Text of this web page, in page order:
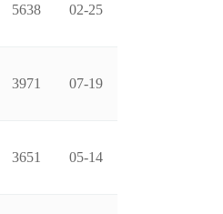
5638 02-25
3971 07-19
3651 05-14